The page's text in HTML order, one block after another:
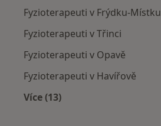
Fyzioterapeuti v Frýdku-Místku
Fyzioterapeuti v Třinci
Fyzioterapeuti v Opavě
Fyzioterapeuti v Havířově
Více (13)